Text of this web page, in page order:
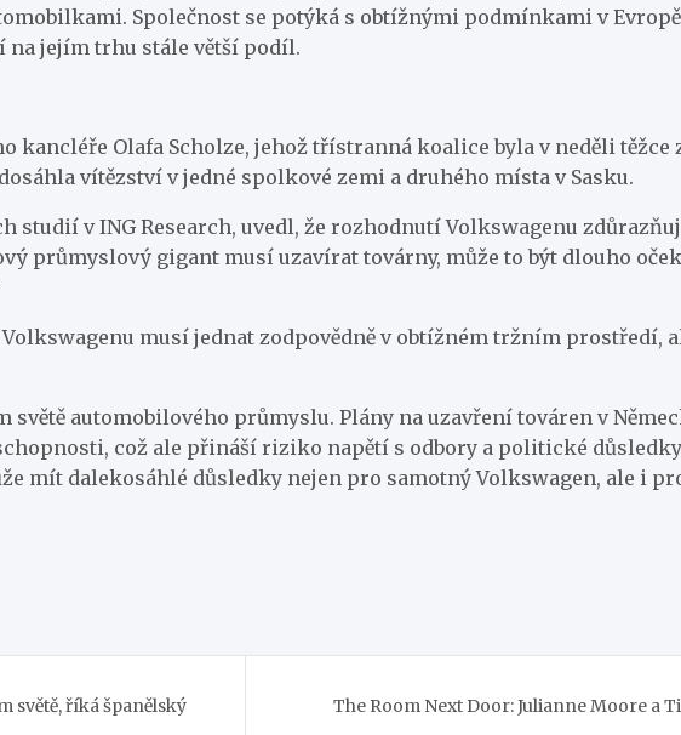
Společnost se potýká s obtížnými podmínkami v Evropě,
na jejím trhu stále větší podíl.
kancléře Olafa Scholze, jehož třístranná koalice byla v neděli
vítězství v jedné spolkové zemi a druhého místa v Sasku.
v ING Research, uvedl, že rozhodnutí Volkswagenu
průmyslový gigant musí uzavírat továrny, může to být dlouho
musí jednat zodpovědně v obtížném tržním
automobilového průmyslu. Plány na uzavření továren v
což ale přináší riziko napětí s odbory a politické
mít dalekosáhlé důsledky nejen pro samotný Volkswagen, ale i
světě, říká španělský
The Room Next Door: Julianne Moore a